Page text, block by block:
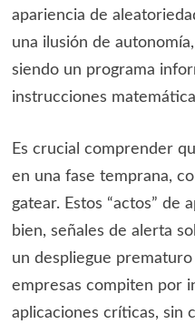
apariencia de
una ilusión de
siendo un programa
instrucciones
Es crucial comprender
en una fase temprana,
gatear. Estos “actos” de
bien, señales de alerta
un despliegue
empresas compiten por
aplicaciones críticas, sin